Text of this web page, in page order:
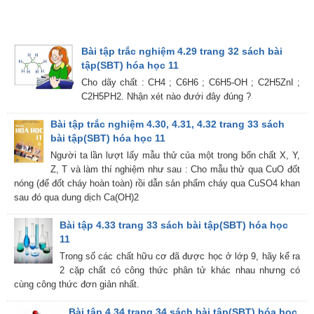
Bài tập trắc nghiệm 4.29 trang 32 sách bài
tập(SBT) hóa học 11
Cho dãy chất : CH4 ; C6H6 ; C6H5-OH ; C2H5ZnI ;
C2H5PH2. Nhận xét nào đưới đây đúng ?
Bài tập trắc nghiệm 4.30, 4.31, 4.32 trang 33 sách
bài tập(SBT) hóa học 11
Người ta lần lượt lấy mẫu thử của một trong bốn chất X, Y,
Z, T và làm thí nghiệm như sau : Cho mẫu thử qua CuO đốt
nóng (để đốt cháy hoàn toàn) rồi dẫn sản phẩm cháy qua CuSO4 khan
sau đó qua dung dịch Ca(OH)2
Bài tập 4.33 trang 33 sách bài tập(SBT) hóa học
11
Trong số các chất hữu cơ đã được học ở lớp 9, hãy kể ra
2 cặp chất có công thức phân tử khác nhau nhưng có
cùng công thức đơn giản nhất.